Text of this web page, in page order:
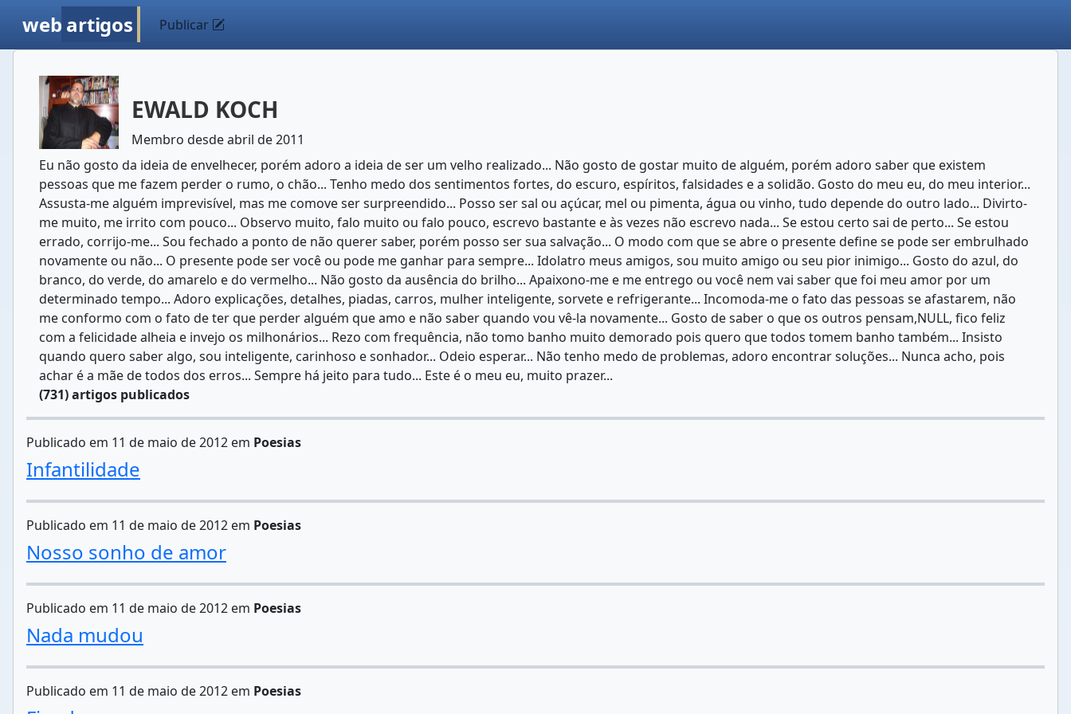
web artigos Publicar
EWALD KOCH
Membro desde abril de 2011
Eu não gosto da ideia de envelhecer, porém adoro a ideia de ser um velho realizado... Não gosto de gostar muito de alguém, porém adoro saber que existem
pessoas que me fazem perder o rumo, o chão... Tenho medo dos sentimentos fortes, do escuro, espíritos, falsidades e a solidão. Gosto do meu eu, do meu interior...
Assusta-me alguém imprevisível, mas me comove ser surpreendido... Posso ser sal ou açúcar, mel ou pimenta, água ou vinho, tudo depende do outro lado... Divirto-
me muito, me irrito com pouco... Observo muito, falo muito ou falo pouco, escrevo bastante e às vezes não escrevo nada... Se estou certo sai de perto... Se estou
errado, corrijo-me... Sou fechado a ponto de não querer saber, porém posso ser sua salvação... O modo com que se abre o presente define se pode ser embrulhado
novamente ou não... O presente pode ser você ou pode me ganhar para sempre... Idolatro meus amigos, sou muito amigo ou seu pior inimigo... Gosto do azul, do
branco, do verde, do amarelo e do vermelho... Não gosto da ausência do brilho... Apaixono-me e me entrego ou você nem vai saber que foi meu amor por um
determinado tempo... Adoro explicações, detalhes, piadas, carros, mulher inteligente, sorvete e refrigerante... Incomoda-me o fato das pessoas se afastarem, não
me conformo com o fato de ter que perder alguém que amo e não saber quando vou vê-la novamente... Gosto de saber o que os outros pensam,NULL, fico feliz
com a felicidade alheia e invejo os milhonários... Rezo com frequência, não tomo banho muito demorado pois quero que todos tomem banho também... Insisto
quando quero saber algo, sou inteligente, carinhoso e sonhador... Odeio esperar... Não tenho medo de problemas, adoro encontrar soluções... Nunca acho, pois
achar é a mãe de todos dos erros... Sempre há jeito para tudo... Este é o meu eu, muito prazer...
(731) artigos publicados
Publicado em 11 de maio de 2012 em Poesias
Infantilidade
Publicado em 11 de maio de 2012 em Poesias
Nosso sonho de amor
Publicado em 11 de maio de 2012 em Poesias
Nada mudou
Publicado em 11 de maio de 2012 em Poesias